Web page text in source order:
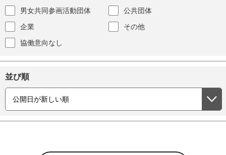
男女共同参画活動団体
公共団体
企業
その他
協働意向なし
並び順